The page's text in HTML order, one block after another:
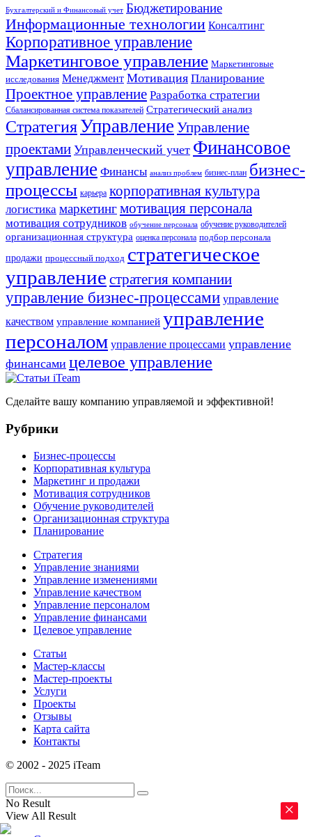
Бухгалтерский и Финансовый учет Бюджетирование
Информационные технологии Консалтинг
Корпоративное управление
Маркетинговое управление Маркетинговые
исследования Менеджмент Мотивация Планирование
Проектное управление Разработка стратегии
Сбалансированная система показателей Стратегический анализ
СтратегияУправление Управление
проектами Управленческий учет Финансовое
управление Финансы анализ проблем бизнес-план бизнес-
процессы карьера корпоративная культура
логистика маркетингмотивация персонала
мотивация сотрудников обучение персонала обучение руководителей
организационная структура оценка персонала подбор персонала
продажи процессный подход стратегическое
управление стратегия компании
управление бизнес-процессами управление
качеством управление компанией управление
персоналом управление процессами управление
финансами целевое управление
×
Сделайте вашу компанию управляемой и эффективной!
Рубрики
Бизнес-процессы
Корпоративная культура
Маркетинг и продажи
Мотивация сотрудников
Обучение руководителей
Организационная структура
Планирование
Стратегия
Управление знаниями
Управление изменениями
Управление качеством
Управление персоналом
Управление финансами
Целевое управление
Статьи
Мастер-классы
Мастер-проекты
Услуги
Проекты
Отзывы
Карта сайта
Контакты
© 2002 - 2025 iTeam
No Result
View All Result